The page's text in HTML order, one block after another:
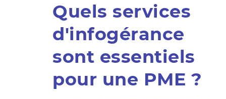
Quels services
d'infogérance
sont essentiels
pour une PME ?